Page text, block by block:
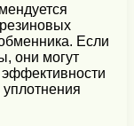
Если
они могут
эффективности